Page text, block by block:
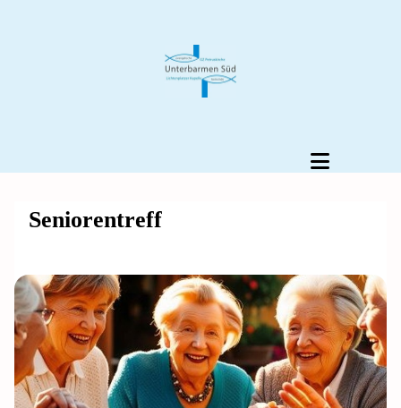
Seniorentreff